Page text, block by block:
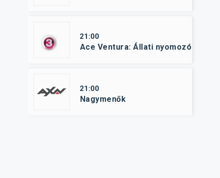
21:00
Ace Ventura: Állati nyomozó
21:00
Nagymenők